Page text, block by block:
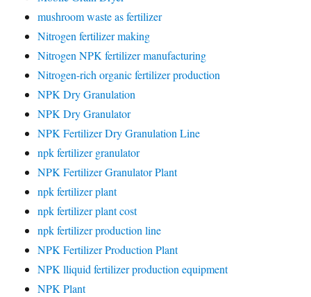
mushroom waste as fertilizer
Nitrogen fertilizer making
Nitrogen NPK fertilizer manufacturing
Nitrogen-rich organic fertilizer production
NPK Dry Granulation
NPK Dry Granulator
NPK Fertilizer Dry Granulation Line
npk fertilizer granulator
NPK Fertilizer Granulator Plant
npk fertilizer plant
npk fertilizer plant cost
npk fertilizer production line
NPK Fertilizer Production Plant
NPK lliquid fertilizer production equipment
NPK Plant